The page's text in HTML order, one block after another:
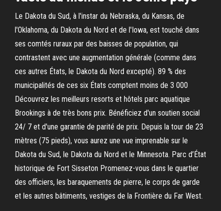
Le Dakota du Sud, à l'instar du Nebraska, du Kansas, de
l'Oklahoma, du Dakota du Nord et de l'Iowa, est touché dans
ses comtés ruraux par des baisses de population, qui
contrastent avec une augmentation générale (comme dans
ces autres États, le Dakota du Nord excepté). 89 % des
municipalités de ces six États comptent moins de 3 000
Découvrez les meilleurs resorts et hôtels parc aquatique
Brookings à de très bons prix. Bénéficiez d'un soutien social
24/ 7 et d'une garantie de parité de prix. Depuis la tour de 23
mètres (75 pieds), vous aurez une vue imprenable sur le
Dakota du Sud, le Dakota du Nord et le Minnesota. Parc d’État
historique de Fort Sisseton Promenez-vous dans le quartier
des officiers, les baraquements de pierre, le corps de garde
et les autres bâtiments, vestiges de la Frontière du Far West.